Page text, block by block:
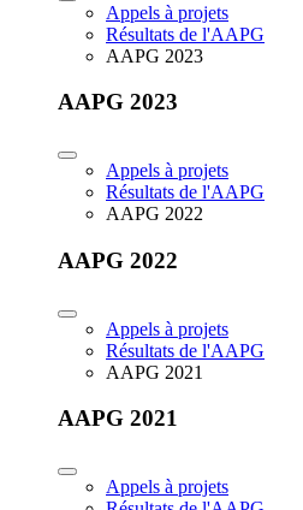
Appels à projets
Résultats de l'AAPG
AAPG 2023
AAPG 2023
Appels à projets
Résultats de l'AAPG
AAPG 2022
AAPG 2022
Appels à projets
Résultats de l'AAPG
AAPG 2021
AAPG 2021
Appels à projets